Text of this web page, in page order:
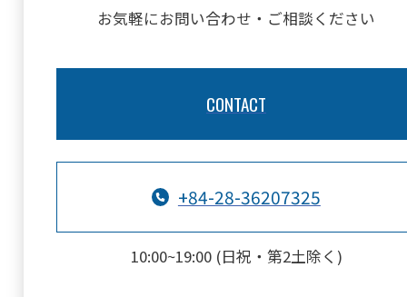
お気軽にお問い合わせ・ご相談ください
CONTACT
+84-28-36207325
10:00~19:00 (日祝・第2土除く)